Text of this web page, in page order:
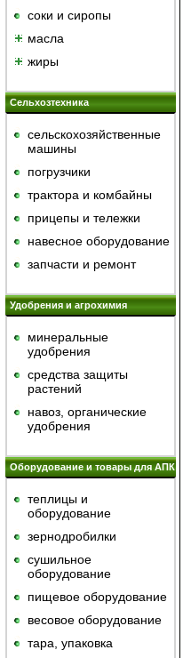
cоки и сиропы
масла
жиры
Сельхозтехника
сельскохозяйственные
машины
погрузчики
трактора и комбайны
прицепы и тележки
навесное оборудование
запчасти и ремонт
Удобрения и агрохимия
минеральные
удобрения
средства защиты
растений
навоз, органические
удобрения
Оборудование и товары для АПК
теплицы и
оборудование
зернодробилки
сушильное
оборудование
пищевое оборудование
весовое оборудование
тара, упаковка